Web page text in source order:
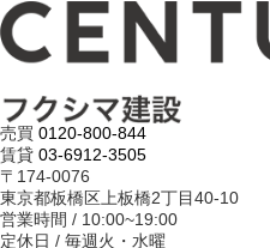
売買 0120-800-844
賃貸 03-6912-3505
〒174-0076
東京都板橋区上板橋2丁目40-10
営業時間 / 10:00~19:00
定休日 / 毎週火・水曜